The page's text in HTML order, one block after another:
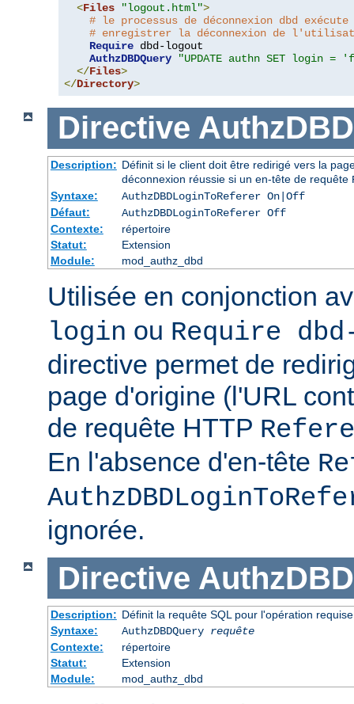
<Files "logout.html">
# le processus de déconnexion dbd
# enregistrer la déconnexion de
Require dbd-logout
AuthzDBDQuery
"UPDATE authn SET login =
</Files>
</Directory>
Directive
Description: Définit si le client doit être redirigé vers la
déconnexion réussie si un en-tête de requête
Syntaxe:
AuthzDBDLoginToReferer On|Off
Défaut:
AuthzDBDLoginToReferer Off
Contexte:
répertoire
Statut:
Extension
Module:
mod_authz_dbd
Utilisée en conjonction
login ou Require
directive permet de
page d'origine (l'URL
de requête HTTP
En l'absence d'en-tête
ignorée.
Directive
Description: Définit la requête SQL pour l'opération requise
Syntaxe:
AuthzDBDQuery requête
Contexte:
répertoire
Statut:
Extension
Module:
mod_authz_dbd